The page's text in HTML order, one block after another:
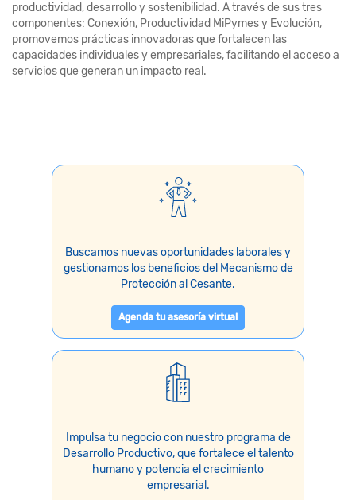
productividad, desarrollo y sostenibilidad. A través de sus tres
componentes: Conexión, Productividad MiPymes y Evolución,
promovemos prácticas innovadoras que fortalecen las
capacidades individuales y empresariales, facilitando el acceso a
servicios que generan un impacto real.
Buscamos nuevas oportunidades laborales y
gestionamos los beneficios del Mecanismo de
Protección al Cesante.
Agenda tu asesoría virtual
Impulsa tu negocio con nuestro programa de
Desarrollo Productivo, que fortalece el talento
humano y potencia el crecimiento
empresarial.